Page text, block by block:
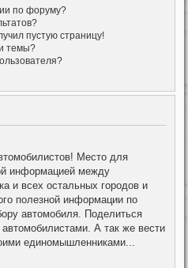
по форуму?
пустую страницу!
темы?
Место для
информацией между
и всех остальных городов и
полезной информации по
автомобиля. Поделиться
А так же вести
единомышленниками...